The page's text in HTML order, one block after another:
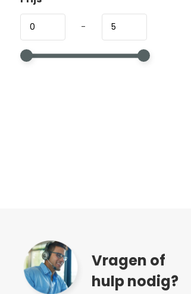
-
Vragen of
hulp nodig?